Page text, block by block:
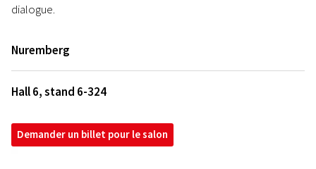
dialogue.
Nuremberg
Hall 6, stand 6-324
Demander un billet pour le salon